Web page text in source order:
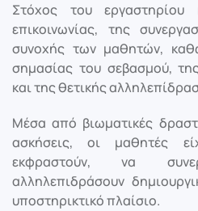
Στόχος του
επικοινωνίας, της
συνοχής των μαθητών,
σημασίας του σεβασμού,
και της θετικής
Μέσα από βιωματικές
ασκήσεις, οι μαθητές
εκφραστούν, να
αλληλεπιδράσουν
υποστηρικτικό πλαίσιο.